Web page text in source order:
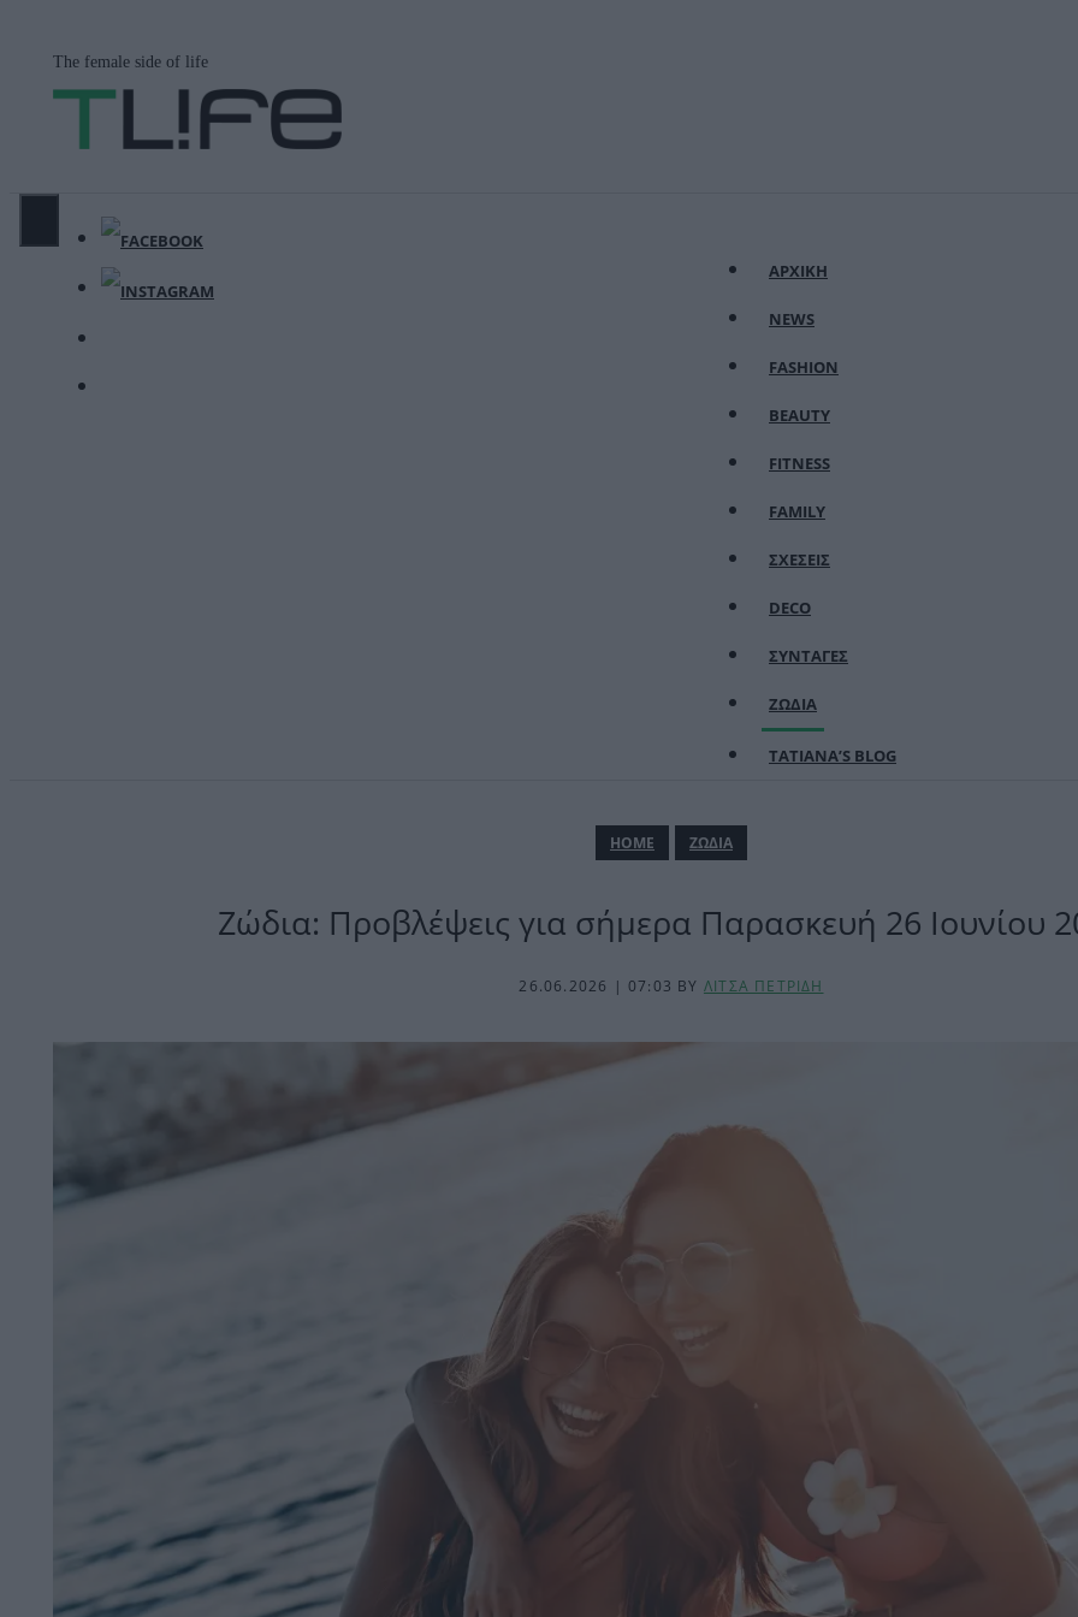
περιεχόμενο
The female side of life
ΑΡΧΙΚΗ
NEWS
FASHION
BEAUTY
FITNESS
FAMILY
ΣΧΕΣΕΙΣ
DECO
ΣΥΝΤΑΓΕΣ
ΖΩΔΙΑ
TATIANA’S BLOG
ΗΟΜΕ ΖΩΔΙΑ
Ζώδια: Προβλέψεις για σήμερα Παρασκευή 26 Ιουνίου
26.06.2026 | 07:03 BY ΛΙΤΣΑ ΠΕΤΡΙΔΗ